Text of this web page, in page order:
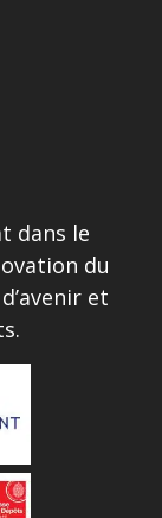
dans le
du
et